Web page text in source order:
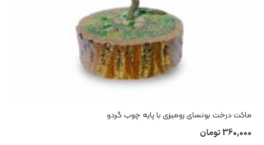
ماکت درخت بونسای رومیزی با پایه چوب گردو
360,000تومان